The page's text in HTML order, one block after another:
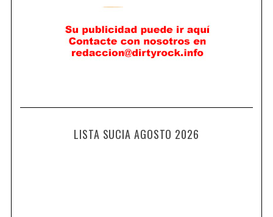
LISTA SUCIA AGOSTO 2026